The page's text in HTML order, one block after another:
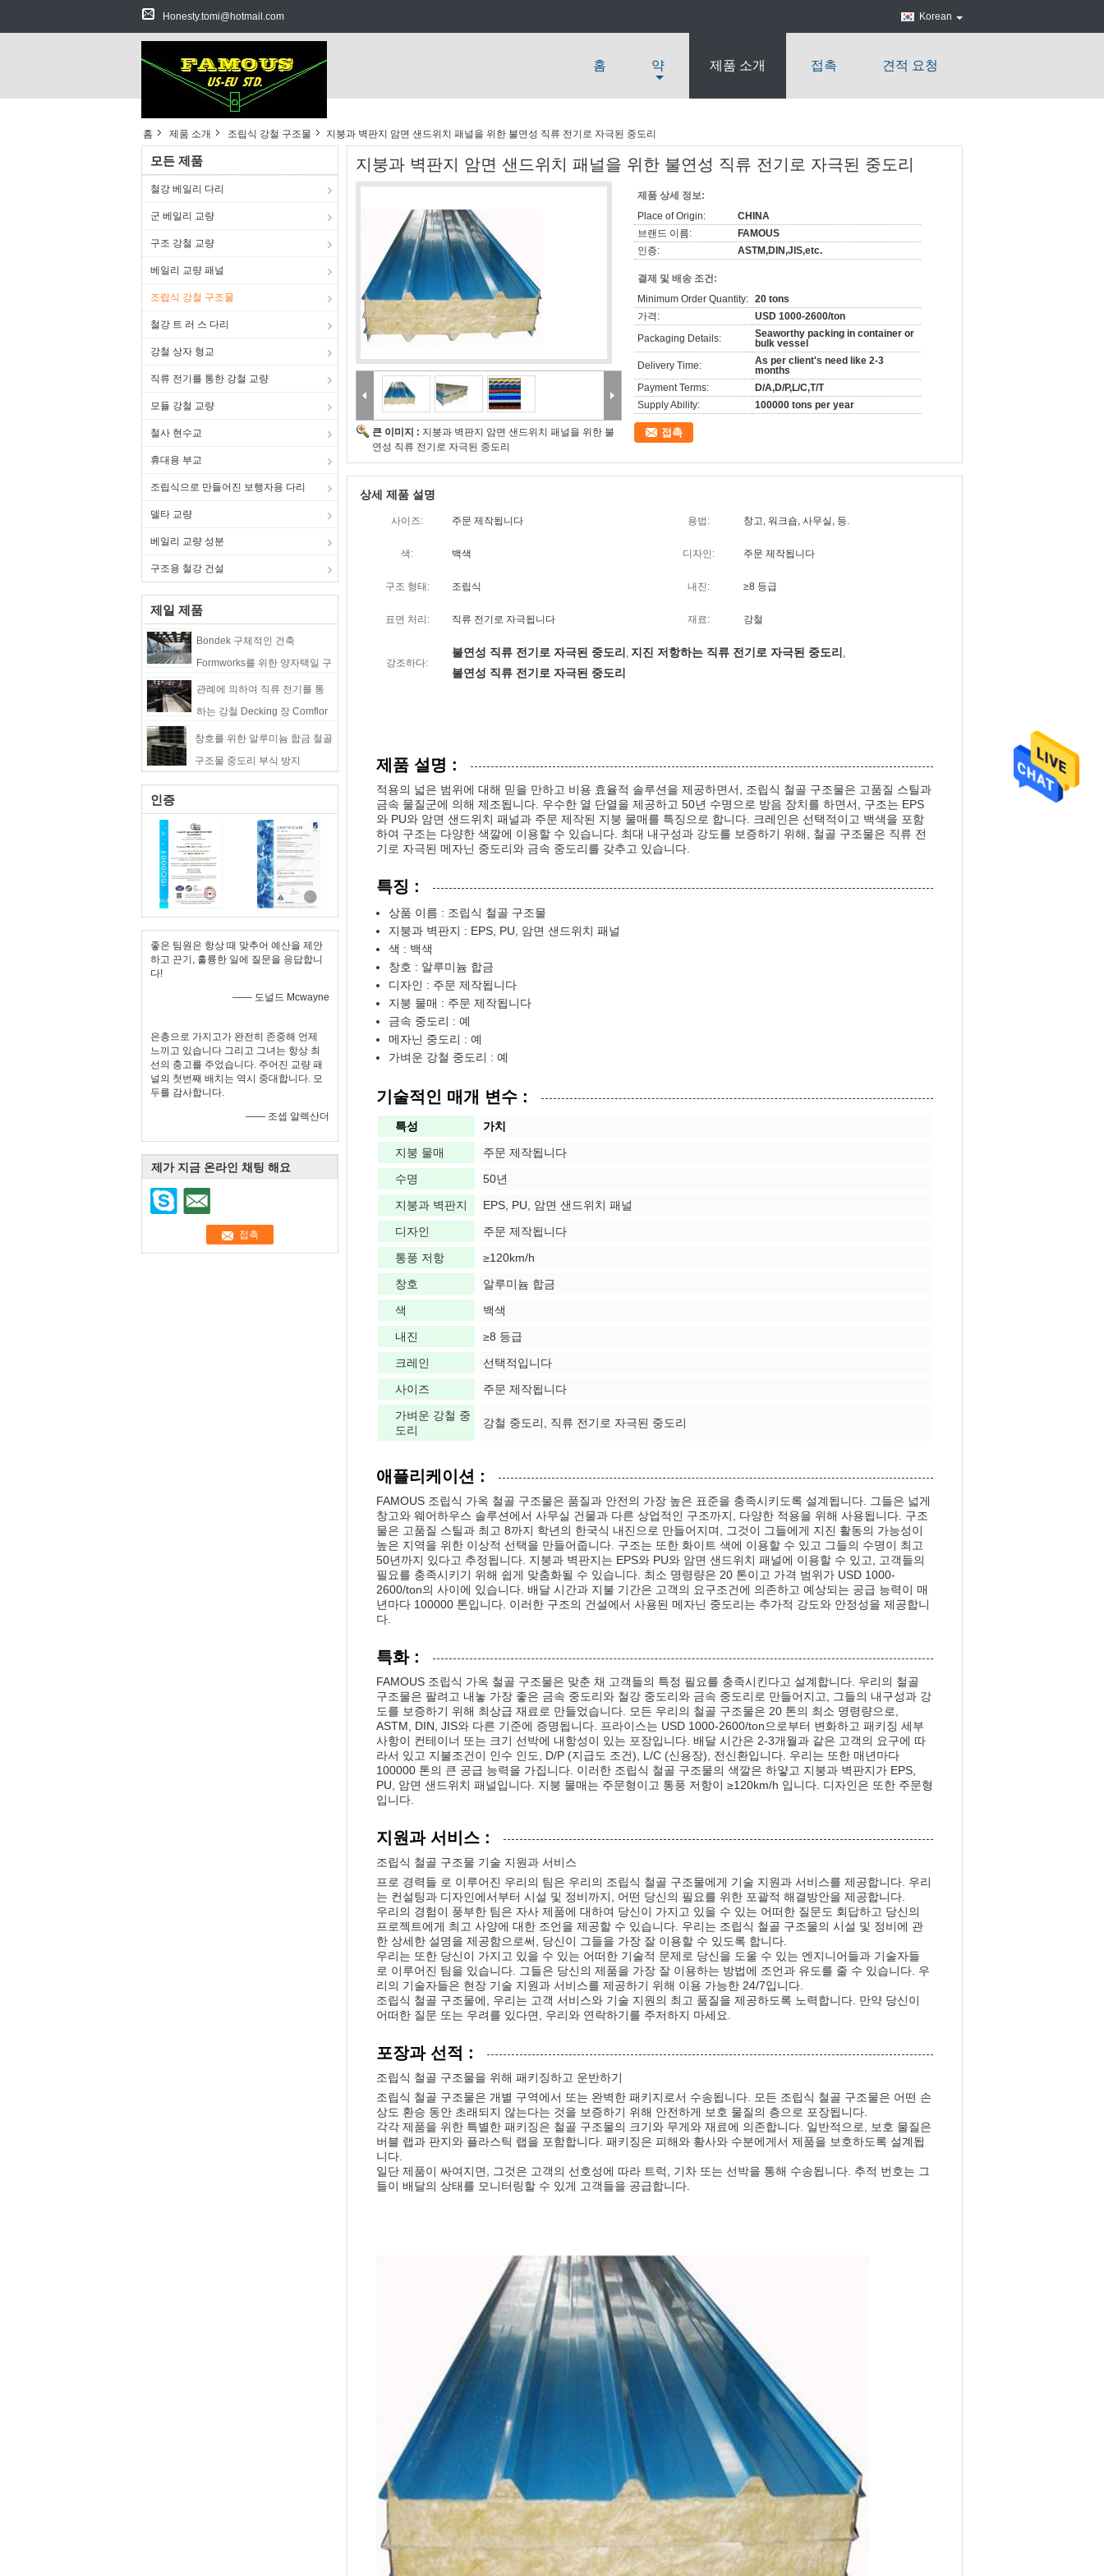
Honesty.tomi@hotmail.com Korean
홈 약 제품 소개 접촉 견적 요청
홈 제품 소개 조립식 강철 구조물 지붕과 벽판지 암면 샌드위치 패널을 위한 불연성 직류 전기로 자극된 중도리
모든 제품
철강 베일리 다리
군 베일리 교량
구조 강철 교량
베일리 교량 패널
조립식 강철 구조물
철강 트 러 스 다리
강철 상자 형교
직류 전기를 통한 강철 교량
모듈 강철 교량
철사 현수교
휴대용 부교
조립식으로 만들어진 보행자용 다리
델타 교량
베일리 교량 성분
구조용 철강 건설
제일 제품
Bondek 구체적인 건축
Formworks를 위한 양자택일 구
조 강철 갑판
관례에 의하여 직류 전기를 통
하는 강철 Decking 장 Comflor
80 60 210의 합성물 금속 지면
갑판
창호를 위한 알루미늄 합금 철골
구조물 중도리 부식 방지
인증
좋은 팀원은 항상 때 맞추어 예산을 제안
하고 끈기, 훌륭한 일에 질문을 응답합니
다!
—— 도널드 Mcwayne
은총으로 가지고가 완전히 존중해 언제
느끼고 있습니다 그리고 그녀는 항상 최
선의 충고를 주었습니다. 주어진 교량 패
널의 첫번째 배치는 역시 중대합니다. 모
두를 감사합니다.
—— 조셉 알렉산더
제가 지금 온라인 채팅 해요
지붕과 벽판지 암면 샌드위치 패널을 위한 불연성 직류 전기로 자극된 중도리
큰 이미지 : 지붕과 벽판지 암면 샌드위치 패널을 위한 불
연성 직류 전기로 자극된 중도리
제품 상세 정보:
Place of Origin:
CHINA
브랜드 이름:
FAMOUS
인증:
ASTM,DIN,JIS,etc.
결제 및 배송 조건:
Minimum Order Quantity: 20 tons
가격:
USD 1000-2600/ton
Packaging Details:
Seaworthy packing in container or
bulk vessel
Delivery Time:
As per client's need like 2-3
months
Payment Terms:
D/A,D/P,L/C,T/T
Supply Ability:
100000 tons per year
접촉
상세 제품 설명
사이즈: 주문 제작됩니다 용법: 창고, 워크숍, 사무실, 등.
색: 백색 디자인: 주문 제작됩니다
구조 형태: 조립식 내진: ≥8 등급
표면 처리: 직류 전기로 자극됩니다 재료: 강철
강조하다:
불연성 직류 전기로 자극된 중도리 , 지진 저항하는 직류 전기로 자극된 중도리 ,
불연성 직류 전기로 자극된 중도리
제품 설명 :
적용의 넓은 범위에 대해 믿을 만하고 비용 효율적 솔루션을 제공하면서, 조립식 철골 구조물은 고품질 스틸과
금속 물질군에 의해 제조됩니다. 우수한 열 단열을 제공하고 50년 수명으로 방음 장치를 하면서, 구조는 EPS
와 PU와 암면 샌드위치 패널과 주문 제작된 지붕 물매를 특징으로 합니다. 크레인은 선택적이고 백색을 포함
하여 구조는 다양한 색깔에 이용할 수 있습니다. 최대 내구성과 강도를 보증하기 위해, 철골 구조물은 직류 전
기로 자극된 메자닌 중도리와 금속 중도리를 갖추고 있습니다.
특징 :
상품 이름 : 조립식 철골 구조물
지붕과 벽판지 : EPS, PU, 암면 샌드위치 패널
색 : 백색
창호 : 알루미늄 합금
디자인 : 주문 제작됩니다
지붕 물매 : 주문 제작됩니다
금속 중도리 : 예
메자닌 중도리 : 예
가벼운 강철 중도리 : 예
기술적인 매개 변수 :
특성
가치
지붕 물매
주문 제작됩니다
수명
50년
지붕과 벽판지
EPS, PU, 암면 샌드위치 패널
디자인
주문 제작됩니다
통풍 저항
≥120km/h
창호
알루미늄 합금
색
백색
내진
≥8 등급
크레인
선택적입니다
사이즈
주문 제작됩니다
가벼운 강철 중
도리
강철 중도리, 직류 전기로 자극된 중도리
애플리케이션 :
FAMOUS 조립식 가옥 철골 구조물은 품질과 안전의 가장 높은 표준을 충족시키도록 설계됩니다. 그들은 넓게
창고와 웨어하우스 솔루션에서 사무실 건물과 다른 상업적인 구조까지, 다양한 적용을 위해 사용됩니다. 구조
물은 고품질 스틸과 최고 8까지 학년의 한국식 내진으로 만들어지며, 그것이 그들에게 지진 활동의 가능성이
높은 지역을 위한 이상적 선택을 만들어줍니다. 구조는 또한 화이트 색에 이용할 수 있고 그들의 수명이 최고
50년까지 있다고 추정됩니다. 지붕과 벽판지는 EPS와 PU와 암면 샌드위치 패널에 이용할 수 있고, 고객들의
필요를 충족시키기 위해 쉽게 맞춤화될 수 있습니다. 최소 명령량은 20 톤이고 가격 범위가 USD 1000-
2600/ton의 사이에 있습니다. 배달 시간과 지불 기간은 고객의 요구조건에 의존하고 예상되는 공급 능력이 매
년마다 100000 톤입니다. 이러한 구조의 건설에서 사용된 메자닌 중도리는 추가적 강도와 안정성을 제공합니
다.
특화 :
FAMOUS 조립식 가옥 철골 구조물은 맞춘 채 고객들의 특정 필요를 충족시킨다고 설계합니다. 우리의 철골
구조물은 팔려고 내놓 가장 좋은 금속 중도리와 철강 중도리와 금속 중도리로 만들어지고, 그들의 내구성과 강
도를 보증하기 위해 최상급 재료로 만들었습니다. 모든 우리의 철골 구조물은 20 톤의 최소 명령량으로,
ASTM, DIN, JIS와 다른 기준에 증명됩니다. 프라이스는 USD 1000-2600/ton으로부터 변화하고 패키징 세부
사항이 컨테이너 또는 크기 선박에 내항성이 있는 포장입니다. 배달 시간은 2-3개월과 같은 고객의 요구에 따
라서 있고 지불조건이 인수 인도, D/P (지급도 조건), L/C (신용장), 전신환입니다. 우리는 또한 매년마다
100000 톤의 큰 공급 능력을 가집니다. 이러한 조립식 철골 구조물의 색깔은 하얗고 지붕과 벽판지가 EPS,
PU, 암면 샌드위치 패널입니다. 지붕 물매는 주문형이고 통풍 저항이 ≥120km/h 입니다. 디자인은 또한 주문형
입니다.
지원과 서비스 :
조립식 철골 구조물 기술 지원과 서비스
프로 경력들 로 이루어진 우리의 팀은 우리의 조립식 철골 구조물에게 기술 지원과 서비스를 제공합니다. 우리
는 컨설팅과 디자인에서부터 시설 및 정비까지, 어떤 당신의 필요를 위한 포괄적 해결방안을 제공합니다.
우리의 경험이 풍부한 팀은 자사 제품에 대하여 당신이 가지고 있을 수 있는 어떠한 질문도 회답하고 당신의
프로젝트에게 최고 사양에 대한 조언을 제공할 수 있습니다. 우리는 조립식 철골 구조물의 시설 및 정비에 관
한 상세한 설명을 제공함으로써, 당신이 그들을 가장 잘 이용할 수 있도록 합니다.
우리는 또한 당신이 가지고 있을 수 있는 어떠한 기술적 문제로 당신을 도울 수 있는 엔지니어들과 기술자들
로 이루어진 팀을 있습니다. 그들은 당신의 제품을 가장 잘 이용하는 방법에 조언과 유도를 줄 수 있습니다. 우
리의 기술자들은 현장 기술 지원과 서비스를 제공하기 위해 이용 가능한 24/7입니다.
조립식 철골 구조물에, 우리는 고객 서비스와 기술 지원의 최고 품질을 제공하도록 노력합니다. 만약 당신이
어떠한 질문 또는 우려를 있다면, 우리와 연락하기를 주저하지 마세요.
포장과 선적 :
조립식 철골 구조물을 위해 패키징하고 운반하기
조립식 철골 구조물은 개별 구역에서 또는 완벽한 패키지로서 수송됩니다. 모든 조립식 철골 구조물은 어떤 손
상도 환승 동안 초래되지 않는다는 것을 보증하기 위해 안전하게 보호 물질의 층으로 포장됩니다.
각각 제품을 위한 특별한 패키징은 철골 구조물의 크기와 무게와 재료에 의존합니다. 일반적으로, 보호 물질은
버블 랩과 판지와 플라스틱 랩을 포함합니다. 패키징은 피해와 황사와 수분에게서 제품을 보호하도록 설계됩
니다.
일단 제품이 싸여지면, 그것은 고객의 선호성에 따라 트럭, 기차 또는 선박을 통해 수송됩니다. 추적 번호는 그
들이 배달의 상태를 모니터링할 수 있게 고객들을 공급합니다.